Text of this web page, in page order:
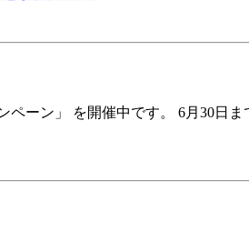
ーン」 を開催中です。 6月30日